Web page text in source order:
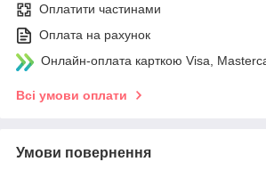
Оплатити частинами
Оплата на рахунок
Онлайн-оплата карткою Visa,
Всі умови оплати
Умови повернення